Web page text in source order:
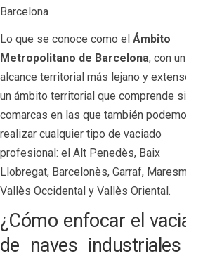
Lo que se conoce como el Ámbito
Metropolitano de Barcelona, con un
alcance territorial más lejano y extenso, es
un ámbito territorial que comprende siete
comarcas en las que también podemos
realizar cualquier tipo de vaciado
profesional: el Alt Penedès, Baix
Llobregat, Barcelonès, Garraf, Maresme,
Vallès Occidental y Vallès Oriental.
¿Cómo enfocar el vaciado
de naves industriales en